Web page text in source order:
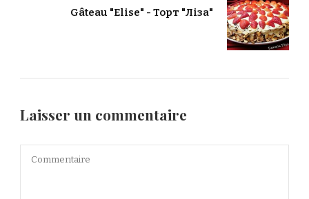
Gâteau "Elise" - Торт "Ліза"
Laisser un commentaire